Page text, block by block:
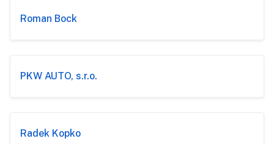
Roman Bock
PKW AUTO, s.r.o.
Radek Kopko